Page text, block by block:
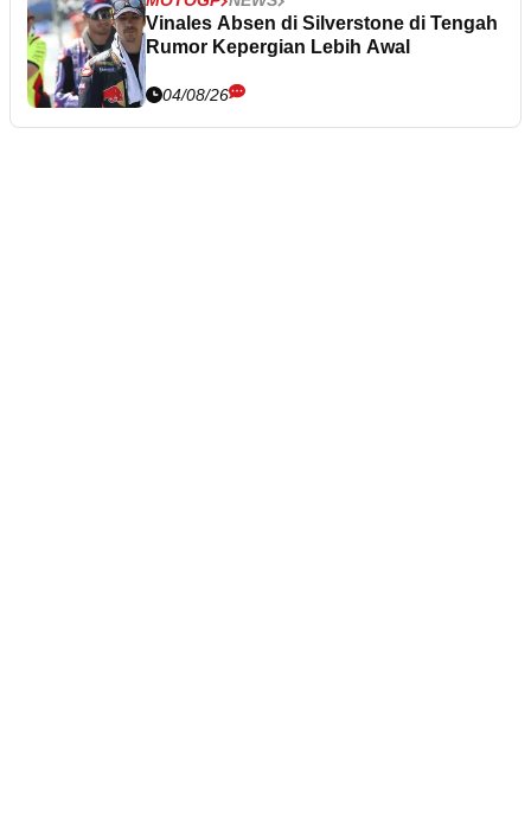
Vinales Absen di Silverstone di Tengah
Rumor Kepergian Lebih Awal
04/08/26